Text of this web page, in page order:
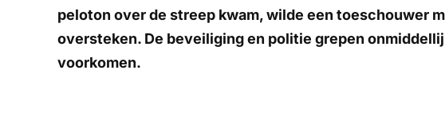
peloton over de streep kwam, wilde een toeschouwer
oversteken. De beveiliging en politie grepen
voorkomen.